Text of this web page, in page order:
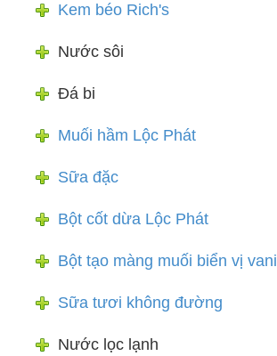
Kem béo Rich's
Nước sôi
Đá bi
Muối hầm Lộc Phát
Sữa đặc
Bột cốt dừa Lộc Phát
Bột tạo màng muối biển vị vani
Sữa tươi không đường
Nước lọc lạnh